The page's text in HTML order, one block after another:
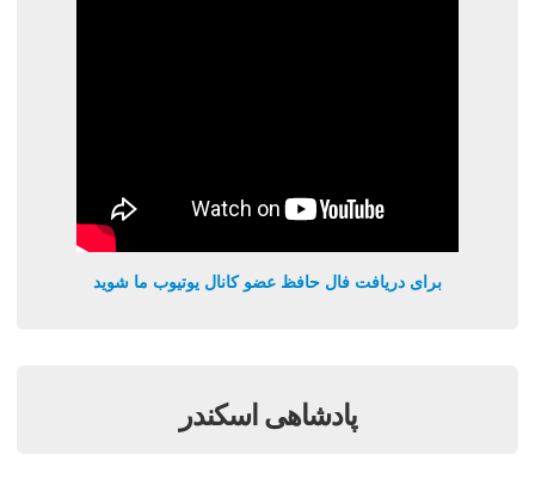
برای دریافت فال حافظ عضو کانال یوتیوب ما شوید
پادشاهی اسکندر